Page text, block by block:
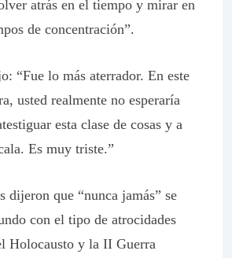
atrás en el tiempo y mirar en
de concentración”.
“Fue lo más aterrador. En este
usted realmente no esperaría
esta clase de cosas y a
Es muy triste.”
dijeron que “nunca jamás” se
con el tipo de atrocidades
Holocausto y la II Guerra